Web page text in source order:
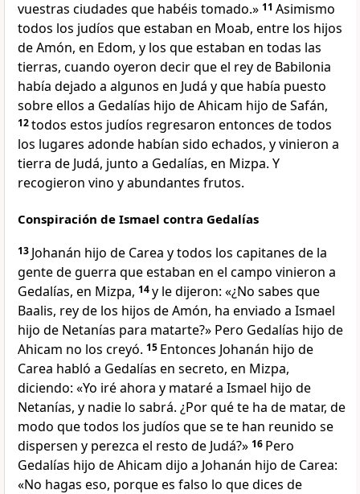
vuestras ciudades que habéis tomado.» 11 Asimismo
todos los judíos que estaban en Moab, entre los hijos
de Amón, en Edom, y los que estaban en todas las
tierras, cuando oyeron decir que el rey de Babilonia
había dejado a algunos en Judá y que había puesto
sobre ellos a Gedalías hijo de Ahicam hijo de Safán,
12todos estos judíos regresaron entonces de todos
los lugares adonde habían sido echados, y vinieron a
tierra de Judá, junto a Gedalías, en Mizpa. Y
recogieron vino y abundantes frutos.
Conspiración de Ismael contra Gedalías
13 Johanán hijo de Carea y todos los capitanes de la
gente de guerra que estaban en el campo vinieron a
Gedalías, en Mizpa, 14y le dijeron: «¿No sabes que
Baalis, rey de los hijos de Amón, ha enviado a Ismael
hijo de Netanías para matarte?» Pero Gedalías hijo de
Ahicam no los creyó. 15 Entonces Johanán hijo de
Carea habló a Gedalías en secreto, en Mizpa,
diciendo: «Yo iré ahora y mataré a Ismael hijo de
Netanías, y nadie lo sabrá. ¿Por qué te ha de matar, de
modo que todos los judíos que se te han reunido se
dispersen y perezca el resto de Judá?» 16 Pero
Gedalías hijo de Ahicam dijo a Johanán hijo de Carea:
«No hagas eso, porque es falso lo que dices de